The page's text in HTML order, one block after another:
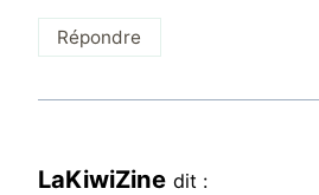
Répondre
LaKiwiZine dit :